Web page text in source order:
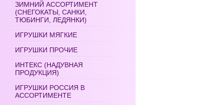
ЗИМНИЙ АССОРТИМЕНТ
(СНЕГОКАТЫ, САНКИ,
ТЮБИНГИ, ЛЕДЯНКИ)
ИГРУШКИ МЯГКИЕ
ИГРУШКИ ПРОЧИЕ
ИНТЕКС (НАДУВНАЯ
ПРОДУКЦИЯ)
ИГРУШКИ РОССИЯ В
АССОРТИМЕНТЕ